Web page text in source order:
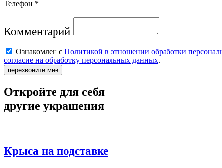
Телефон *
Комментарий
Ознакомлен с Политикой в отношении обработки
согласие на обработку персональных данных.
перезвоните мне
Откройте для себя
другие украшения
Крыса на подставке